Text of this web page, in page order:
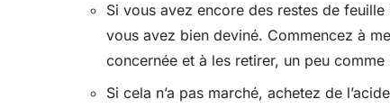
Si vous avez encore des restes de
vous avez bien deviné. Commencez à
concernée et à les retirer, un peu
Si cela n’a pas marché, achetez de l’acide